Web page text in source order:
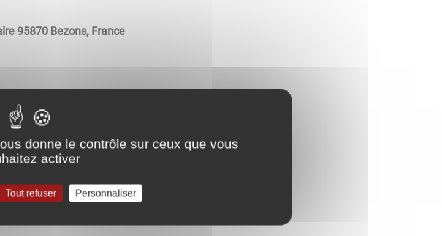
95870 Bezons, France
donne le contrôle sur ceux que vous
activer
Tout refuser Personnaliser